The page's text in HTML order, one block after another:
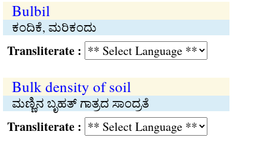
Bulbil
ಕಂದಿಕೆ, ಮರಿಕಂದು
:
Bulk density of soil
ಮಣ್ಣಿನ ಬೃಹತ್ ಗಾತ್ರದ ಸಾಂದ್ರತೆ
: